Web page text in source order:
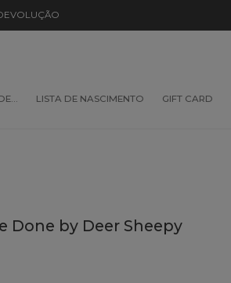
LISTA DE NASCIMENTO GIFT CARD
Done by Deer Sheepy